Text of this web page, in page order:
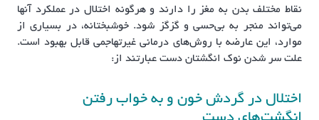
نقاط مختلف بدن به مغز را دارند و هرگونه اختلال در عملکرد آنها
می‌تواند منجر به بی‌حسی و گزگز شود. خوشبختانه، در بسیاری از
موارد، این عارضه با روش‌های درمانی غیرتهاجمی قابل بهبود است.
علت سر شدن نوک انگشتان دست عبارتند از:
اختلال در گردش خون و به خواب رفتن